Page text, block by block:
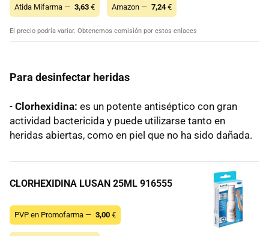
Atida Mifarma — 3,63 € Amazon — 7,24€
El precio podría variar. Obtenemos comisión por estos enlaces
Para desinfectar heridas
- Clorhexidina: es un potente antiséptico con gran
actividad bactericida y puede utilizarse tanto en
heridas abiertas, como en piel que no ha sido dañada.
CLORHEXIDINA LUSAN 25ML 916555
PVP en Promofarma — 3,00 €